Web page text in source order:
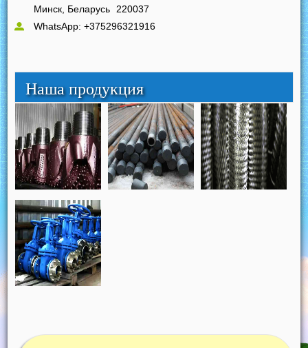
Минск, Беларусь 220037
WhatsApp: +375296321916
Наша продукция